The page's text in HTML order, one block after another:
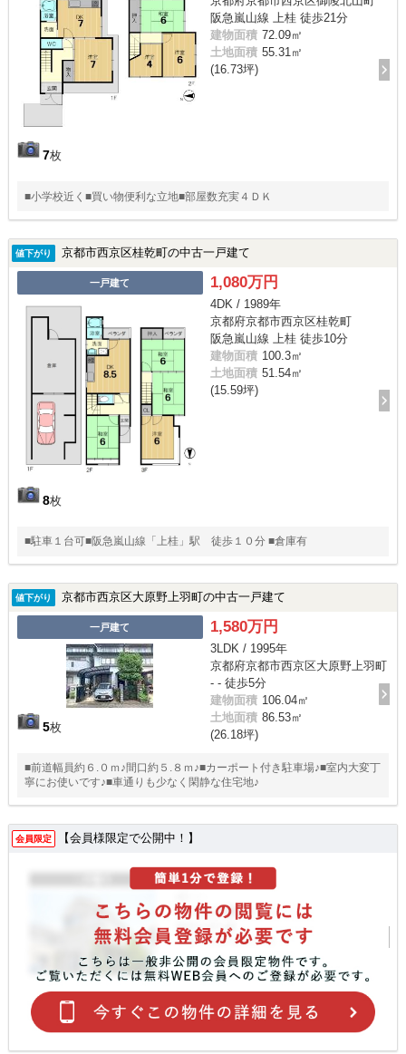
7枚
阪急嵐山線 上桂 徒歩21分
建物面積 72.09㎡
土地面積 55.31㎡
(16.73坪)
■小学校近く■買い物便利な立地■部屋数充実４ＤＫ
値下がり 京都市西京区桂乾町の中古一戸建て
一戸建て
8枚
1,080万円
4DK / 1989年
京都府京都市西京区桂乾町
阪急嵐山線 上桂 徒歩10分
建物面積 100.3㎡
土地面積 51.54㎡
(15.59坪)
■駐車１台可■阪急嵐山線「上桂」駅 徒歩１０分 ■倉庫有
値下がり 京都市西京区大原野上羽町の中古一戸建て
一戸建て
5枚
1,580万円
3LDK / 1995年
京都府京都市西京区大原野上羽町
- - 徒歩5分
建物面積 106.04㎡
土地面積 86.53㎡
(26.18坪)
■前道幅員約６.０ｍ♪間口約５.８ｍ♪■カーポート付き駐車場♪■室内大変丁
寧にお使いです♪■車通りも少なく閑静な住宅地♪
会員限定 【会員様限定で公開中！】